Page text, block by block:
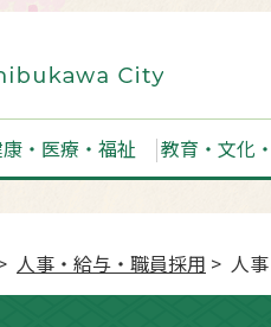
・医療・福祉 教育・文化
人事・給与・職員採用 > 人